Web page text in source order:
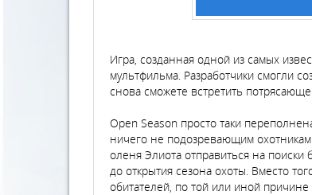
Игра, созданная одной из самых
мультфильма. Разработчики смогли
снова сможете встретить
Open Season просто таки
ничего не подозревающим
оленя Элиота отправиться на поиски
до открытия сезона охоты. Вместо
обитателей, по той или иной